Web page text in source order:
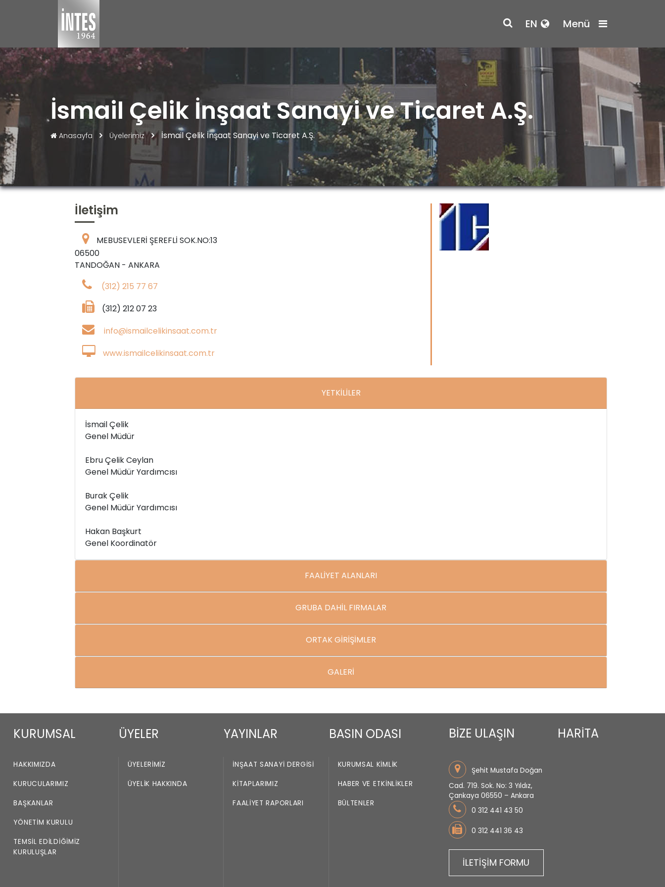
EN Menü
İsmail Çelik İnşaat Sanayi ve Ticaret A.Ş.
Anasayfa Üyelerimiz İsmail Çelik İnşaat Sanayi ve Ticaret A.Ş.
İletişim
MEBUSEVLERİ ŞEREFLİ SOK.NO:13
06500
TANDOĞAN - ANKARA
(312) 215 77 67
(312) 212 07 23
info@ismailcelikinsaat.com.tr
www.ismailcelikinsaat.com.tr
YETKİLİLER
İsmail Çelik
Genel Müdür
Ebru Çelik Ceylan
Genel Müdür Yardımcısı
Burak Çelik
Genel Müdür Yardımcısı
Hakan Başkurt
Genel Koordinatör
FAALİYET ALANLARI
GRUBA DAHİL FIRMALAR
ORTAK GİRİŞİMLER
GALERİ
KURUMSAL
HAKKIMIZDA
KURUCULARIMIZ
BAŞKANLAR
YÖNETIM KURULU
TEMSIL EDILDIĞIMIZ
KURULUŞLAR
ÜYELER
ÜYELERIMIZ
ÜYELIK HAKKINDA
YAYINLAR
İNŞAAT SANAYI DERGISI
KITAPLARIMIZ
FAALIYET RAPORLARI
BASIN ODASI
KURUMSAL KIMLIK
HABER VE ETKINLIKLER
BÜLTENLER
BİZE ULAŞIN
Şehit Mustafa Doğan
Cad. 719. Sok. No: 3 Yıldız,
Çankaya 06550 – Ankara
0 312 441 43 50
0 312 441 36 43
İLETİŞİM FORMU
HARİTA